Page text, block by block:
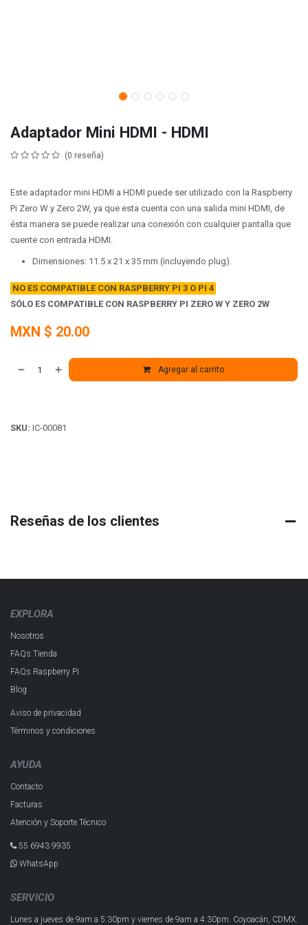
Adaptador Mini HDMI - HDMI
(0 reseña)
Este adaptador mini HDMI a HDMI puede ser utilizado con la Raspberry
Pi Zero W y Zero 2W, ya que esta cuenta con una salida mini HDMI, de
ésta manera se puede realizar una conexión con cualquier pantalla que
cuente con entrada HDMI.
Dimensiones: 11.5 x 21 x 35 mm (incluyendo plug).
NO ES COMPATIBLE CON RASPBERRY PI 3 O PI 4
SÓLO ES COMPATIBLE CON RASPBERRY PI ZERO W Y ZERO 2W
MXN $ 20.00
Agregar al carrito
SKU: IC-00081
Reseñas de los clientes
EXPLORA
Nosotros
FAQs Tienda
FAQs Raspberry Pi
Blog
Aviso de privacidad
Términos y condiciones
AYUDA
Contacto
Facturas
Atención y Soporte Técnico
55 6943 993​5
WhatsApp
SERVICIO
Lunes a jueves de 9am a 5:30pm y viernes de 9am a 4:30pm. Coyoacán, CDMX.